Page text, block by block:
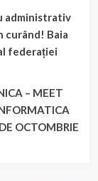
administrativ
curând! Baia
federației
– MEET
OCTOMBRIE